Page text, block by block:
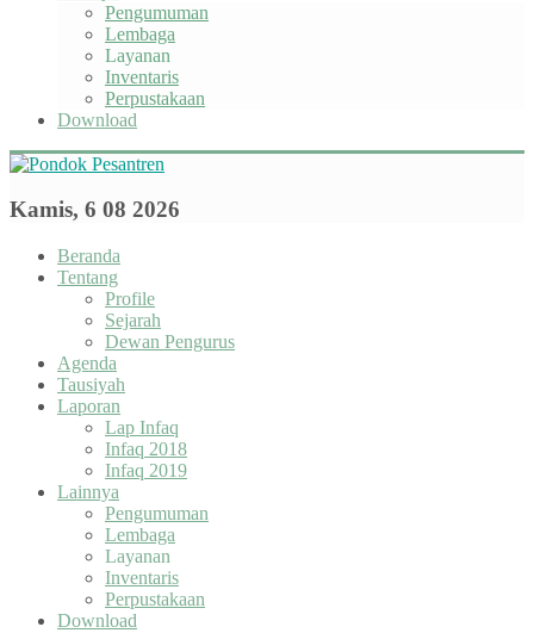
Pengumuman
Lembaga
Layanan
Inventaris
Perpustakaan
Download
Kamis, 6 08 2026
Beranda
Tentang
Profile
Sejarah
Dewan Pengurus
Agenda
Tausiyah
Laporan
Lap Infaq
Infaq 2018
Infaq 2019
Lainnya
Pengumuman
Lembaga
Layanan
Inventaris
Perpustakaan
Download